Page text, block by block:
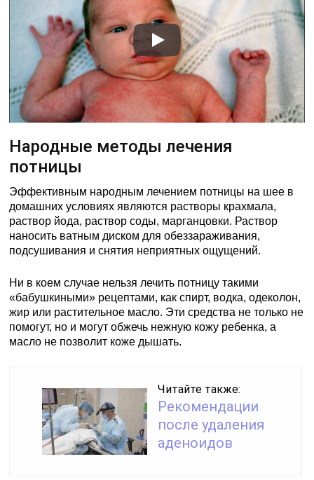
Народные методы лечения
потницы
Эффективным народным лечением потницы на шее в
домашних условиях являются растворы крахмала,
раствор йода, раствор соды, марганцовки. Раствор
наносить ватным диском для обеззараживания,
подсушивания и снятия неприятных ощущений.
Ни в коем случае нельзя лечить потницу такими
«бабушкиными» рецептами, как спирт, водка, одеколон,
жир или растительное масло. Эти средства не только не
помогут, но и могут обжечь нежную кожу ребенка, а
масло не позволит коже дышать.
Читайте также:
Рекомендации
после удаления
аденоидов